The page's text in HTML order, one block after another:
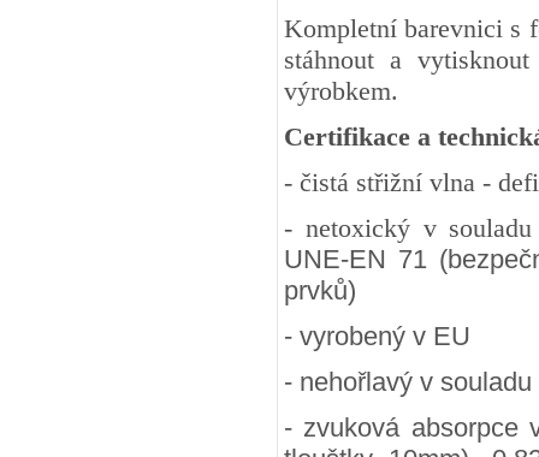
Kompletní barevnici s
stáhnout a
výrobkem.
Certifikace a
- čistá střižní vlna -
- netoxický v
UNE-EN 71
prvků)
- vyrobený v EU
- nehořlavý v
- zvuková absorpce